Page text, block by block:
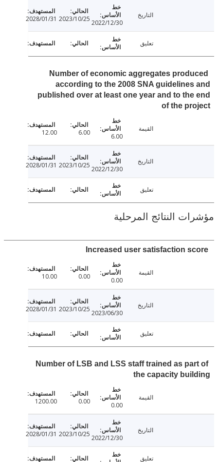
2022/12/30
2023/10/25
2028/01/31
Number of economic aggregates
according to the 2008 SNA
published over at least one year and to
of the
6.00
12.00
2022/12/30
2023/10/25
2028/01/31
النتائج المرحلية
Increased user satisfaction
0.00
10.00
2023/06/30
2023/10/25
2028/01/31
Number of LSB and LSS staff trained as
the capacity
0.00
1200.00
2022/12/30
2023/10/25
2028/01/31